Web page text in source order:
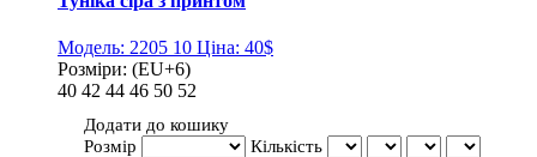
Модель: 2205 10 Ціна: 40$
Розміри: (EU+6)
40 42 44 46 50 52
Додати до кошику
Розмір
Кількість